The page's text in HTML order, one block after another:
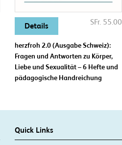
Details SFr. 55.00
herzfroh 2.0 (Ausgabe Schweiz):
Fragen und Antworten zu Körper,
Liebe und Sexualität – 6 Hefte und
pädagogische Handreichung
Quick Links